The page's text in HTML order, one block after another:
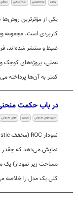
برنامه‌نویسی دوره آموزشی ویدئوی
یکی از مؤثرترین روش‌ها
کاربردی است. مجموعه
ضبط و منتشر شده‌اند،
عملی، پروژه‌های کوچک و
کمتر به آن‌ها پرداخته
در باب حکمت منحنی ROC و AUC
المپیاد هوش مصنوعی پایتون هوش مصنوعی
کلی یک مدل را خلاصه